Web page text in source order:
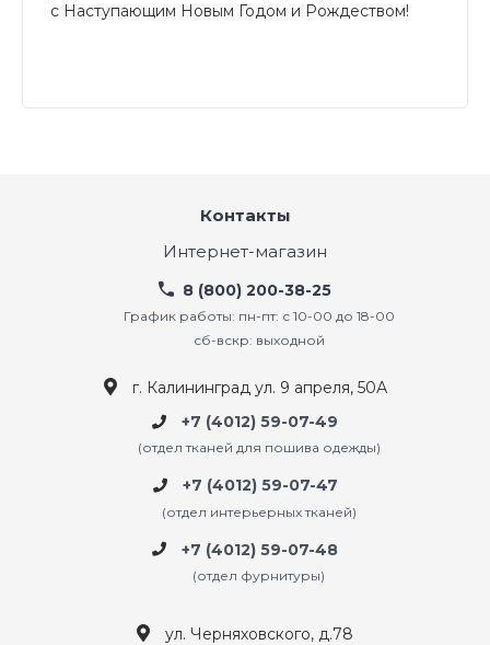
с Наступающим Новым Годом и Рождеством!
Контакты
Интернет-магазин
8 (800) 200-38-25
График работы: пн-пт: с 10-00 до 18-00
сб-вскр: выходной
г. Калининград ул. 9 апреля, 50А
+7 (4012) 59-07-49
(отдел тканей для пошива одежды)
+7 (4012) 59-07-47
(отдел интерьерных тканей)
+7 (4012) 59-07-48
(отдел фурнитуры)
ул. Черняховского, д.78